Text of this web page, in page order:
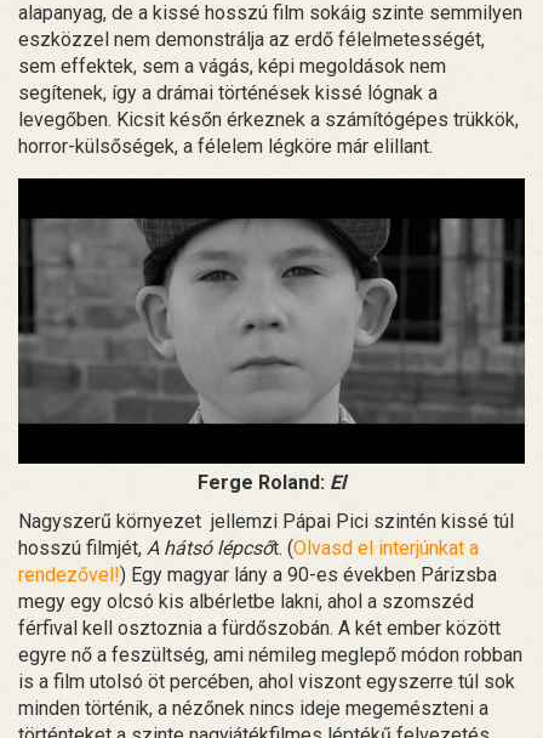
alapanyag, de a kissé hosszú film sokáig szinte semmilyen
eszközzel nem demonstrálja az erdő félelmetességét,
sem effektek, sem a vágás, képi megoldások nem
segítenek, így a drámai történések kissé lógnak a
levegőben. Kicsit későn érkeznek a számítógépes trükkök,
horror-külsőségek, a félelem légköre már elillant.
Ferge Roland: El
Nagyszerű környezet jellemzi Pápai Pici szintén kissé túl
hosszú filmjét, A hátsó lépcsőt. (Olvasd el interjúnkat a
rendezővel!) Egy magyar lány a 90-es években Párizsba
megy egy olcsó kis albérletbe lakni, ahol a szomszéd
férfival kell osztoznia a fürdőszobán. A két ember között
egyre nő a feszültség, ami némileg meglepő módon robban
is a film utolsó öt percében, ahol viszont egyszerre túl sok
minden történik, a nézőnek nincs ideje megemészteni a